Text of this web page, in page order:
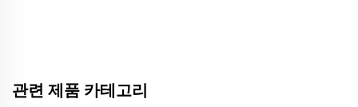
관련 제품 카테고리